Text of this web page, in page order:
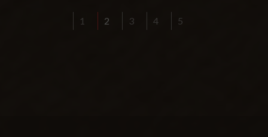
1 2 3 4 5